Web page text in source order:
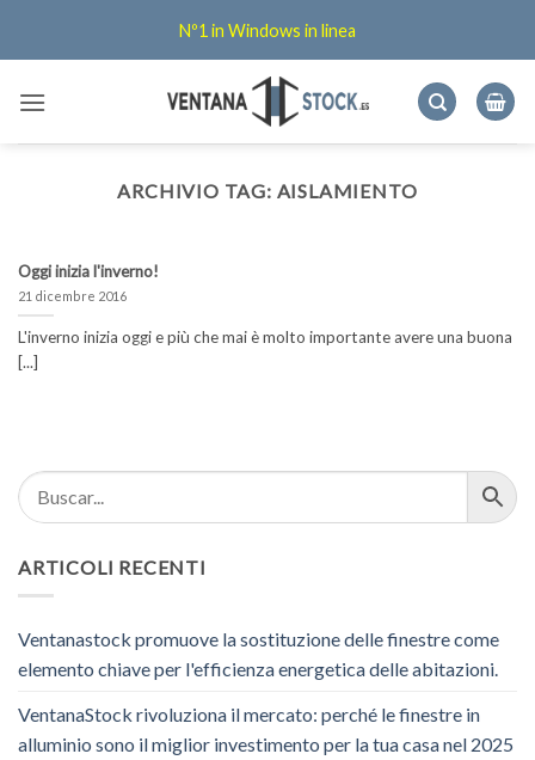
Nº1 in Windows in linea
ARCHIVIO TAG: AISLAMIENTO
Oggi inizia l'inverno!
21 dicembre 2016
L'inverno inizia oggi e più che mai è molto importante avere una buona
[...]
ARTICOLI RECENTI
Ventanastock promuove la sostituzione delle finestre come
elemento chiave per l'efficienza energetica delle abitazioni.
VentanaStock rivoluziona il mercato: perché le finestre in
alluminio sono il miglior investimento per la tua casa nel 2025